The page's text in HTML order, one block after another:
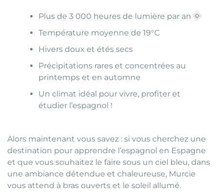
Plus de 3 000 heures de lumière par an 🌞
Température moyenne de 19°C
Hivers doux et étés secs
Précipitations rares et concentrées au
printemps et en automne
Un climat idéal pour vivre, profiter et
étudier l’espagnol !
Alors maintenant vous savez : si vous cherchez une
destination pour apprendre l’espagnol en Espagne
et que vous souhaitez le faire sous un ciel bleu, dans
une ambiance détendue et chaleureuse, Murcie
vous attend à bras ouverts et le soleil allumé.